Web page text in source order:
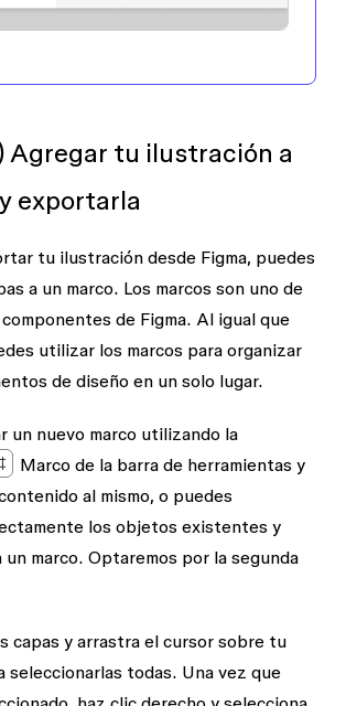
Agregar tu ilustración a
exportarla
tu ilustración desde Figma, puedes
a un marco. Los marcos son uno de
de Figma. Al igual que
utilizar los marcos para organizar
de diseño en un solo lugar.
un nuevo marco utilizando la
Marco de la barra de herramientas y
al mismo, o puedes
los objetos existentes y
marco. Optaremos por la segunda
capas y arrastra el cursor sobre tu
seleccionarlas todas. Una vez que